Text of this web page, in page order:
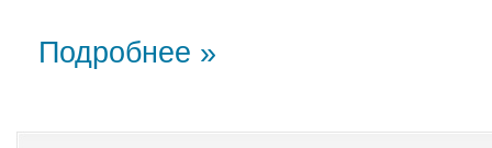
Подробнее »